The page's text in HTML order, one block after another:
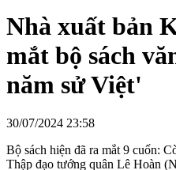
Nhà xuất bản
mắt bộ sách
năm sử Việt'
30/07/2024 23:58
Bộ sách hiện đã ra mắt 9 cuốn:
Thập đạo tướng quân Lê Hoàn